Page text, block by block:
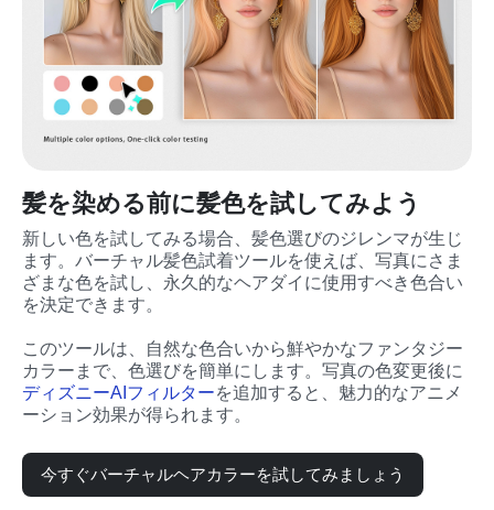
髪を染める前に髪色を試してみよう
新しい色を試してみる場合、髪色選びのジレンマが生じ
ます。バーチャル髪色試着ツールを使えば、写真にさま
ざまな色を試し、永久的なヘアダイに使用すべき色合い
を決定できます。
このツールは、自然な色合いから鮮やかなファンタジー
カラーまで、色選びを簡単にします。写真の色変更後に
ディズニーAIフィルターを追加すると、魅力的なアニメ
ーション効果が得られます。
今すぐバーチャルヘアカラーを試してみましょう